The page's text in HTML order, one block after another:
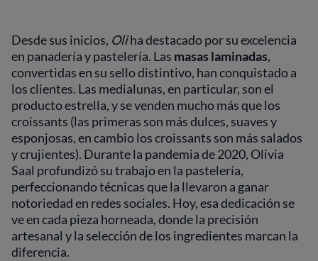
Desde sus inicios, Oliha destacado por su excelencia
en panadería y pastelería. Las masas laminadas,
convertidas en su sello distintivo, han conquistado a
los clientes. Las medialunas, en particular, son el
producto estrella, y se venden mucho más que los
croissants (las primeras son más dulces, suaves y
esponjosas, en cambio los croissants son más salados
y crujientes). Durante la pandemia de 2020, Olivia
Saal profundizó su trabajo en la pastelería,
perfeccionando técnicas que la llevaron a ganar
notoriedad en redes sociales. Hoy, esa dedicación se
ve en cada pieza horneada, donde la precisión
artesanal y la selección de los ingredientes marcan la
diferencia.